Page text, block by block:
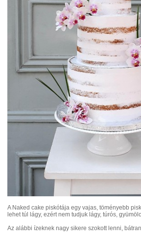
A Naked cake piskótája egy vajas, töményebb
lehet túl lágy, ezértnem tudjuk lágy, túrós,
Az alábbi ízeknek nagy sikere szokott lenni,